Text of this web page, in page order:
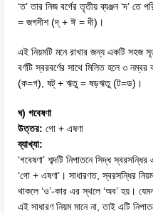
‘ত’ তার নিজ বর্গের তৃতীয় ব্যঞ্জন ‘দ’
= জগদীশ (দ্ + ঈ = দী)।
এই নিয়মটি মনে রাখার জন্য একটি সহজ
বর্ণটি স্বরবর্ণের সাথে মিলিত হলে ৩
(ক=গ), ষট্ + ঋতু = ষড়ঋতু (ট=ড)।
ঘ) গবেষণা
উত্তর: গো + এষণা
ব্যাখ্যা:
‘গবেষণা’ শব্দটি নিপাতনে সিদ্ধ
‘গো + এষণা’। সাধারণত, স্বরসন্ধির
থাকলে ‘ও’-কার এর স্থলে ‘অব’ হয়।
এই সাধারণ নিয়ম মানে না, তাই এটি